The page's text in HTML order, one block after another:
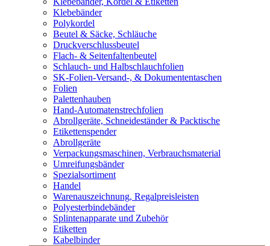
Klebebänder
Polykordel
Beutel & Säcke, Schläuche
Druckverschlussbeutel
Flach- & Seitenfaltenbeutel
Schlauch- und Halbschlauchfolien
SK-Folien-Versand-, & Dokumententaschen
Folien
Palettenhauben
Hand-Automatenstrechfolien
Abrollgeräte, Schneideständer & Packtische
Etikettenspender
Abrollgeräte
Verpackungsmaschinen, Verbrauchsmaterial
Umreifungsbänder
Spezialsortiment
Handel
Warenauszeichnung, Regalpreisleisten
Polyesterbindebänder
Splintenapparate und Zubehör
Etiketten
Kabelbinder